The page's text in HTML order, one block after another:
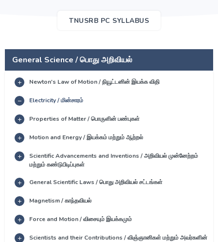
TNUSRB PC SYLLABUS
General Science / பொது அறிவியல்
Newton's Law of Motion / நியூட்டனின் இயக்க விதி
Electricity / மின்சாரம்
Properties of Matter / பொருளின் பண்புகள்
Motion and Energy / இயக்கம் மற்றும் ஆற்றல்
Scientific Advancements and Inventions / அறிவியல் முன்னேற்றம்
மற்றும் கண்டுபிடிப்புகள்
General Scientific Laws / பொது அறிவியல் சட்டங்கள்
Magnetism / காந்தவியல்
Force and Motion / விசையும் இயக்கமும்
Scientists and their Contributions / விஞ்ஞானிகள் மற்றும் அவர்களின்